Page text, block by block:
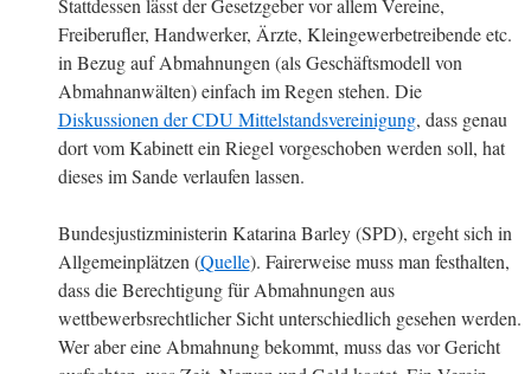
Stattdessen lässt der Gesetzgeber vor allem Vereine,
Freiberufler, Handwerker, Ärzte, Kleingewerbetreibende etc.
in Bezug auf Abmahnungen (als Geschäftsmodell von
Abmahnanwälten) einfach im Regen stehen. Die
Diskussionen der CDU Mittelstandsvereinigung, dass genau
dort vom Kabinett ein Riegel vorgeschoben werden soll, hat
dieses im Sande verlaufen lassen.
Bundesjustizministerin Katarina Barley (SPD), ergeht sich in
Allgemeinplätzen (Quelle). Fairerweise muss man festhalten,
dass die Berechtigung für Abmahnungen aus
wettbewerbsrechtlicher Sicht unterschiedlich gesehen werden.
Wer aber eine Abmahnung bekommt, muss das vor Gericht